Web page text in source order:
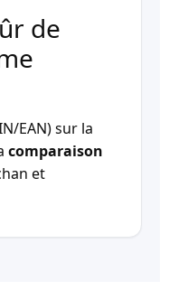
de
EAN) sur la
comparaison
et